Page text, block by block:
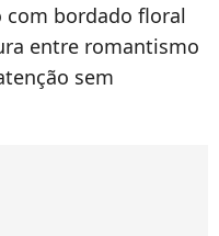
com bordado floral
entre romantismo
sem